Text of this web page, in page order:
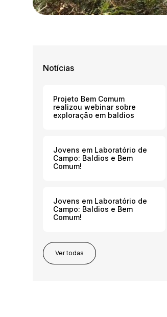
Notícias
Projeto Bem Comum
realizou webinar sobre
exploração em baldios
Jovens em Laboratório de
Campo: Baldios e Bem
Comum!
Jovens em Laboratório de
Campo: Baldios e Bem
Comum!
Ver todas